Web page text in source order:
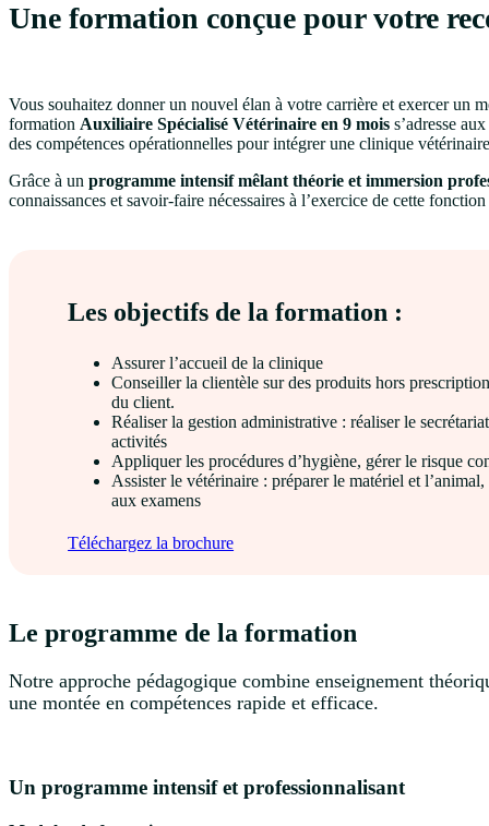
Une formation conçue pour votre
Vous souhaitez donner un nouvel élan à votre carrière et exercer un
formation Auxiliaire Spécialisé Vétérinaire en 9 mois s’adresse
des compétences opérationnelles pour intégrer une clinique
Grâce à un programme intensif mêlant théorie et immersion
connaissances et savoir-faire nécessaires à l’exercice de cette
Les objectifs de la formation :
Assurer l’accueil de la clinique
Conseiller la clientèle sur des produits hors
du client.
Réaliser la gestion administrative : réaliser le
activités
Appliquer les procédures d’hygiène, gérer le risque
Assister le vétérinaire : préparer le matériel et
aux examens
Téléchargez la brochure
Le programme de la formation
Notre approche pédagogique combine enseignement
une montée en compétences rapide et efficace.
Un programme intensif et professionnalisant